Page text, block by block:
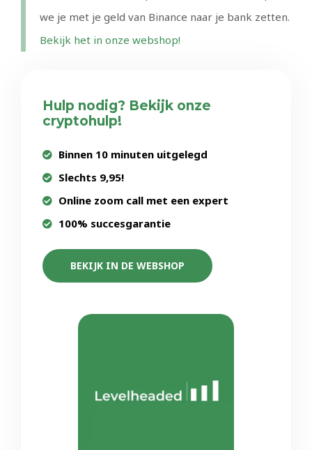
we je met je geld van Binance naar je bank zetten.
Bekijk het in onze webshop!
Hulp nodig? Bekijk onze
cryptohulp!
Binnen 10 minuten uitgelegd
Slechts 9,95!
Online zoom call met een expert
100% succesgarantie
BEKIJK IN DE WEBSHOP